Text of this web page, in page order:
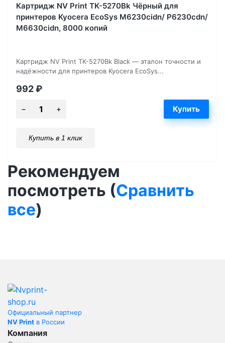
Картридж NV Print TK-5270Bk Чёрный для
принтеров Kyocera EcoSys M6230cidn/ P6230cdn/
M6630cidn, 8000 копий
Картридж NV Print TK-5270Bk Black — эталон точности и
надёжности для принтеров Kyocera EcoSys...
992₽
Купить в 1 клик
Рекомендуем
посмотреть (Сравнить
все)
Официальный партнер
NV Print в России
Компания